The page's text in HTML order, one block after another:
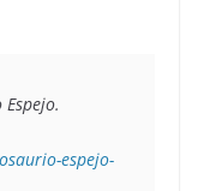
espejo-